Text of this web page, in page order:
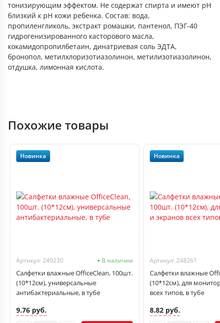
тонизирующим эффектом. Не содержат спирта и имеют pH
близкий к pH кожи ребенка. Состав: вода,
пропиленгликоль, экстракт ромашки, пантенол, ПЭГ-40
гидрогенизированного касторового масла,
кокамидопропилбетаин, динатриевая соль ЭДТА,
бронопол, метилхлоризотиазолинон, метилизотиазолинон,
отдушка, лимонная кислота.
Похожие товары
Новинка
Артикул: 249230 В наличии
Салфетки влажные OfficeClean, 100шт.
(10*12см), универсальные
антибактериальные, в тубе
9.76 руб.
Новинка
Артикул: 248261
Салфетки влажные
(10*12см), для
всех типов, в тубе
8.82 руб.